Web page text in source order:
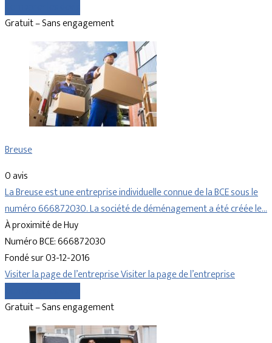
Gratuit – Sans engagement
Breuse
0 avis
La Breuse est une entreprise individuelle connue de la BCE sous le
numéro 666872030. La société de déménagement a été créée le…
À proximité de Huy
Numéro BCE: 666872030
Fondé sur 03-12-2016
Visiter la page de l’entrepriseVisiter la page de l’entreprise
Gratuit – Sans engagement